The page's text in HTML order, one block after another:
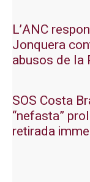
L’ANC
Jonquera
abusos de la
SOS Costa
“nefasta”
retirada